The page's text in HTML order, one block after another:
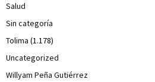
Salud
Sin categoría
Tolima (1.178)
Uncategorized
Willyam Peña Gutiérrez